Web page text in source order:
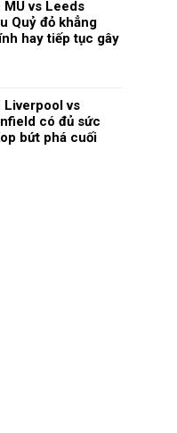
MU vs Leeds
Quỷ đỏ khẳng
hay tiếp tục gây
Liverpool vs
có đủ sức
bứt phá cuối